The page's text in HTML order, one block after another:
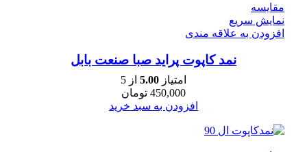
مقايسه
نمایش سریع
افزودن به علاقه مندی
نمد کاپوت پراید صبا صنعت بابل
امتیاز 5.00 از 5
450,000 تومان
افزودن به سبد خرید